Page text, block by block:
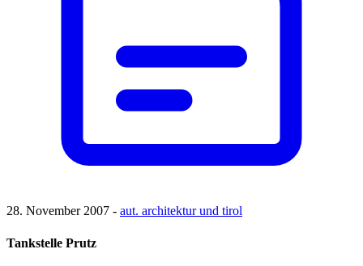
28. November 2007 - aut. architektur und tirol
Tankstelle Prutz